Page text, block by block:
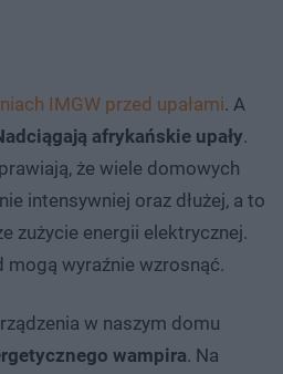
IMGW przed upałami. A
afrykańskie upały.
że wiele domowych
intensywniej oraz dłużej, a to
zużycie energii elektrycznej.
mogą wyraźnie wzrosnąć.
w naszym domu
wampira. Na